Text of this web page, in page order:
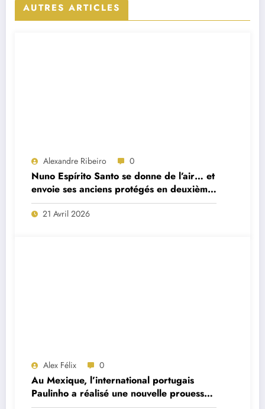
AUTRES ARTICLES
Alexandre Ribeiro 0
Nuno Espírito Santo se donne de l’air… et
envoie ses anciens protégés en deuxième
division
21 Avril 2026
Alex Félix 0
Au Mexique, l’international portugais
Paulinho a réalisé une nouvelle prouesse
remarquable cette nuit